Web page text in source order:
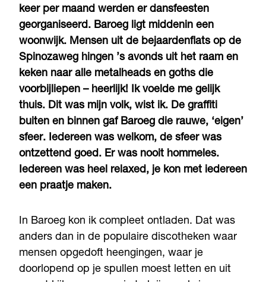
keer per maand werden er dansfeesten
georganiseerd. Baroeg ligt middenin een
woonwijk. Mensen uit de bejaardenflats op de
Spinozaweg hingen ’s avonds uit het raam en
keken naar alle metalheads en goths die
voorbijliepen – heerlijk! Ik voelde me gelijk
thuis. Dit was mijn volk, wist ik. De graffiti
buiten en binnen gaf Baroeg die rauwe, ‘eigen’
sfeer. Iedereen was welkom, de sfeer was
ontzettend goed. Er was nooit hommeles.
Iedereen was heel relaxed, je kon met iedereen
een praatje maken.
In Baroeg kon ik compleet ontladen. Dat was
anders dan in de populaire discotheken waar
mensen opgedoft heengingen, waar je
doorlopend op je spullen moest letten en uit